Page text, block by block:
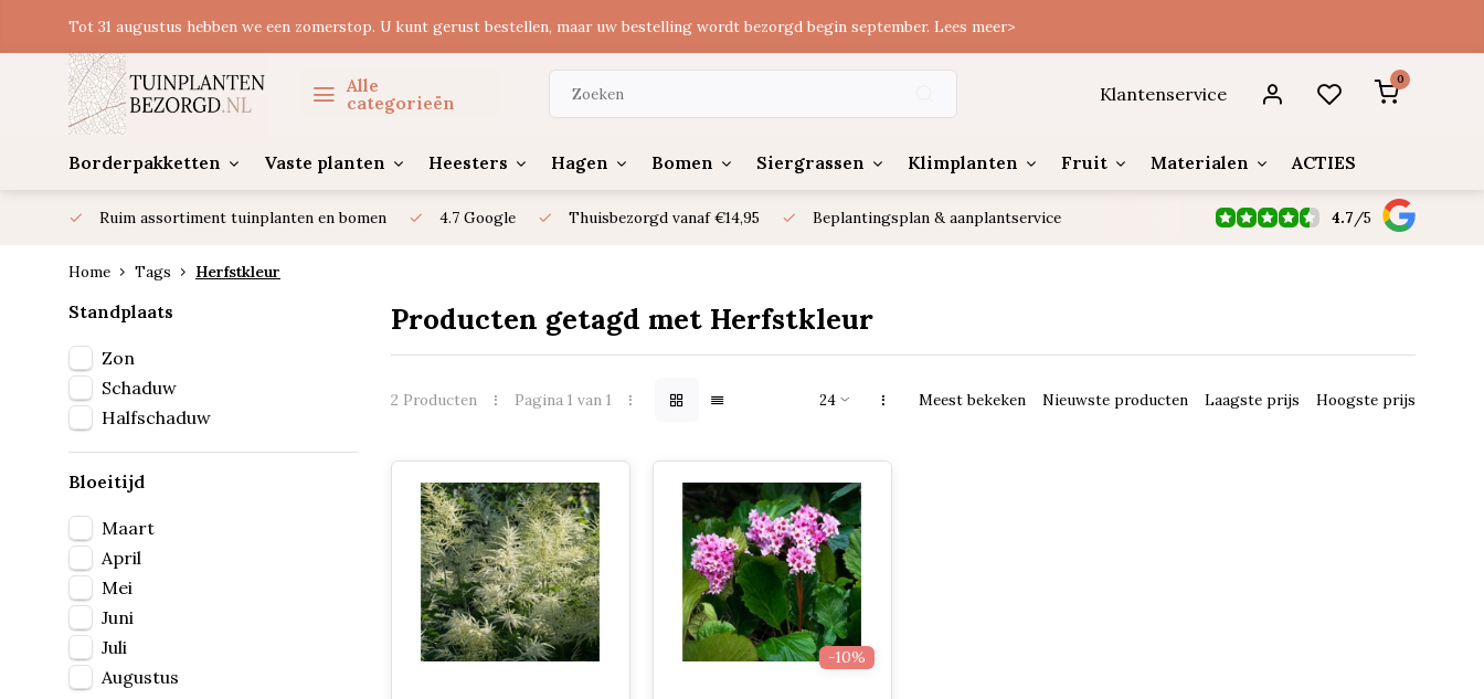
Tot 31 augustus hebben we een zomerstop. U kunt gerust bestellen, maar uw bestelling wordt bezorgd begin september. Lees meer>
Alle
categorieën
Klantenservice
0
Borderpakketten Vaste planten Heesters Hagen Bomen Siergrassen Klimplanten Fruit Materialen ACTIES
Ruim assortiment tuinplanten en bomen 4.7 Google Thuisbezorgd vanaf €14,95 Beplantingsplan & aanplantservice 4.7 /5
Home Tags Herfstkleur
Standplaats
Zon
Schaduw
Halfschaduw
Bloeitijd
Maart
April
Mei
Juni
Juli
Augustus
Producten getagd met Herfstkleur
2 Producten Pagina 1 van 1 Meest bekeken Nieuwste producten Laagste prijs Hoogste prijs
-10%